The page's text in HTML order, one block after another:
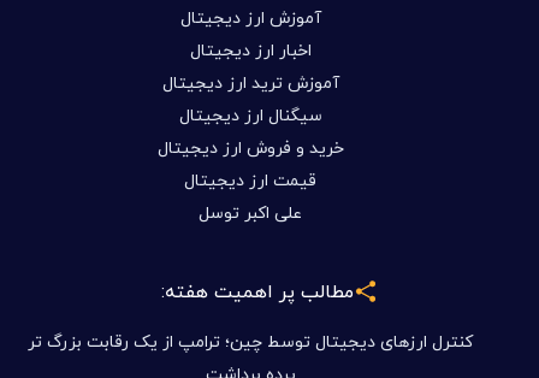
آموزش ارز دیجیتال
اخبار ارز دیجیتال
آموزش ترید ارز دیجیتال
سیگنال ارز دیجیتال
خرید و فروش ارز دیجیتال
قیمت ارز دیجیتال
علی اکبر توسل
مطالب پر اهمیت هفته:
کنترل ارزهای دیجیتال توسط چین؛ ترامپ از یک رقابت بزرگ تر